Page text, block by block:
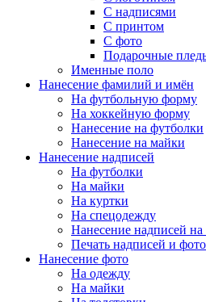
С надписями
С принтом
С фото
Подарочные
Именные поло
Нанесение фамилий и имён
На футбольную форму
На хоккейную форму
Нанесение на футболки
Нанесение на майки
Нанесение надписей
На футболки
На майки
На куртки
На спецодежду
Нанесение надписей
Печать надписей и
Нанесение фото
На одежду
На майки